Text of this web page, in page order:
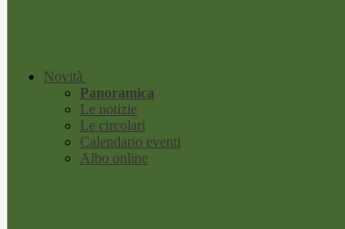
Novità
Panoramica
Le notizie
Le circolari
Calendario eventi
Albo online